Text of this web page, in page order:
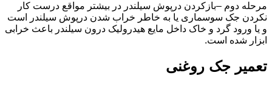
مرحله دوم –بازکردن درپوش سیلندر در بیشتر مواقع درست کار
نکردن جک سوسماری یا به خاطر خراب شدن درپوش سیلندر است
و یا ورود گرد و خاک داخل مایع هیدرولیک درون سیلندر باعث خرابی
ابزار شده است.
تعمیر جک روغنی